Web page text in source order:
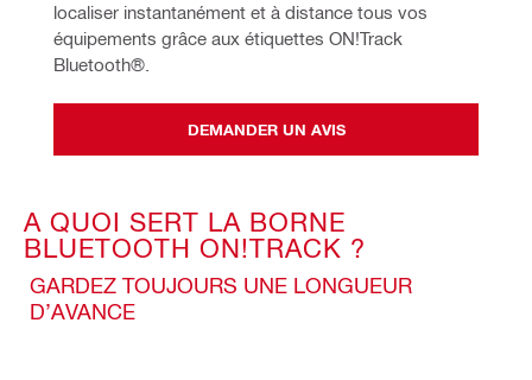
localiser instantanément et à distance tous vos
équipements grâce aux étiquettes ON!Track
Bluetooth®.
DEMANDER UN AVIS
A QUOI SERT LA BORNE
BLUETOOTH ON!TRACK ?
GARDEZ TOUJOURS UNE LONGUEUR
D’AVANCE